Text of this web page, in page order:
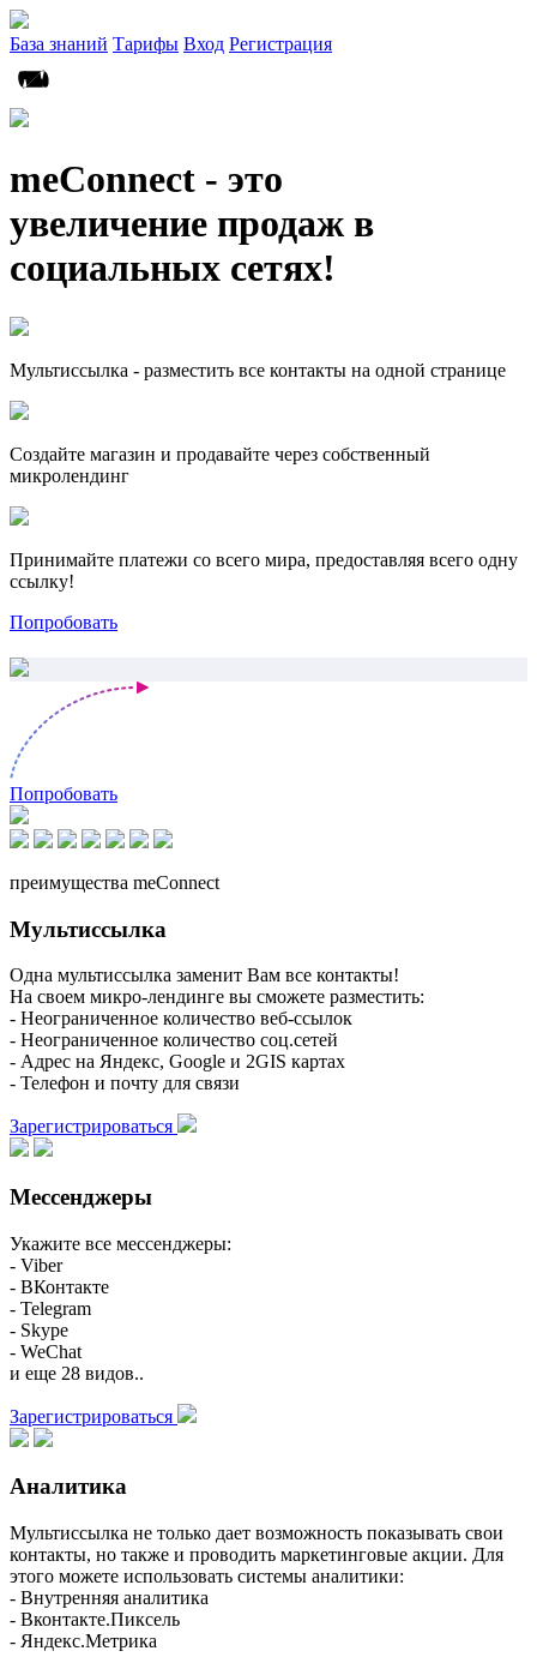
База знаний Тарифы Вход Регистрация
meConnect - это
увеличение продаж в
социальных сетях!
Мультиссылка - разместить все контакты на одной странице
Создайте магазин и продавайте через собственный
микролендинг
Принимайте платежи со всего мира, предоставляя всего одну
ссылку!
Попробовать
Попробовать
преимущества meConnect
Мультиссылка
Одна мультиссылка заменит Вам все контакты!
На своем микро-лендинге вы сможете разместить:
- Неограниченное количество веб-ссылок
- Неограниченное количество соц.сетей
- Адрес на Яндекс, Google и 2GIS картах
- Телефон и почту для связи
Зарегистрироваться
Мессенджеры
Укажите все мессенджеры:
- Viber
- ВКонтакте
- Telegram
- Skype
- WeChat
и еще 28 видов..
Зарегистрироваться
Аналитика
Мультиссылка не только дает возможность показывать свои
контакты, но также и проводить маркетинговые акции. Для
этого можете использовать системы аналитики:
- Внутренняя аналитика
- Вконтакте.Пиксель
- Яндекс.Метрика